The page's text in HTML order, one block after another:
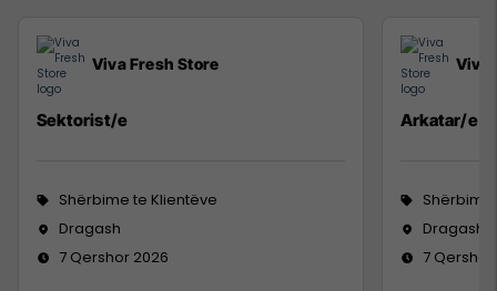
Viva Fresh Store
Sektorist/e
Shërbime te Klientëve
Dragash
7 Qershor 2026
Viva
Arkatar/e
Dragash
7